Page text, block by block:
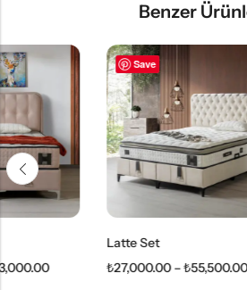
Benzer
Save
₺27,000.00 –₺55,500.00
₺